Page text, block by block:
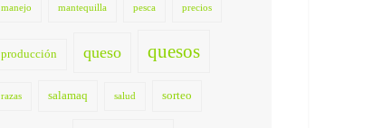
manejo mantequilla pesca precios
producción queso quesos
razas salamaq salud sorteo